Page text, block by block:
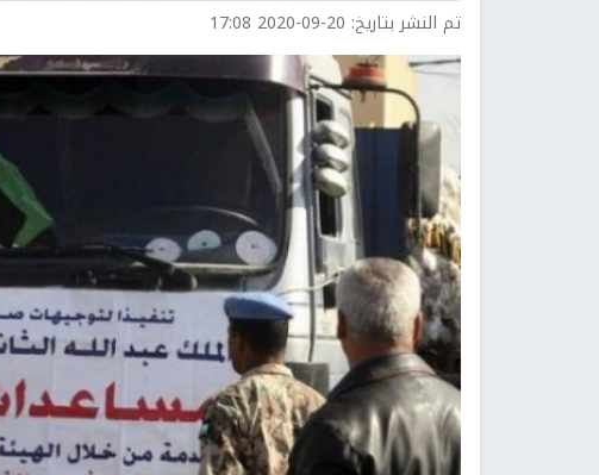
تم النشر بتاريخ: 2020-09-20 17:08